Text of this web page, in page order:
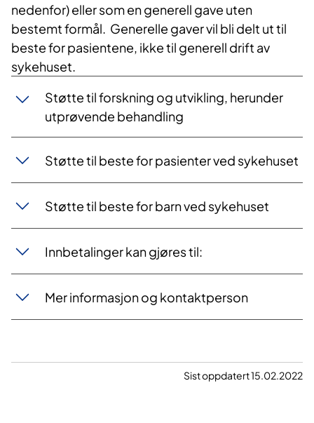
nedenfor) eller som en generell gave uten
bestemt formål. Generelle gaver vil bli delt ut til
beste for pasientene, ikke til generell drift av
sykehuset.
Støtte til forskning og utvikling, herunder
utprøvende behandling
Støtte til beste for pasienter ved sykehuset
Støtte til beste for barn ved sykehuset
Innbetalinger kan gjøres til:
Mer informasjon og kontaktperson
Sist oppdatert 15.02.2022